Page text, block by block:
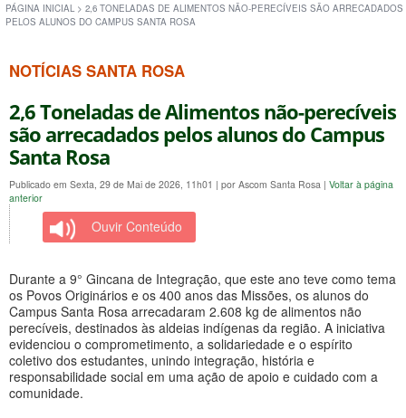
PÁGINA INICIAL > 2,6 TONELADAS DE ALIMENTOS NÃO-PERECÍVEIS SÃO ARRECADADOS
PELOS ALUNOS DO CAMPUS SANTA ROSA
NOTÍCIAS SANTA ROSA
2,6 Toneladas de Alimentos não-perecíveis
são arrecadados pelos alunos do Campus
Santa Rosa
Publicado em Sexta, 29 de Mai de 2026, 11h01 | por Ascom Santa Rosa | Voltar à página
anterior
Ouvir Conteúdo
Durante a 9° Gincana de Integração, que este ano teve como tema
os Povos Originários e os 400 anos das Missões, os alunos do
Campus Santa Rosa arrecadaram 2.608 kg de alimentos não
perecíveis, destinados às aldeias indígenas da região. A iniciativa
evidenciou o comprometimento, a solidariedade e o espírito
coletivo dos estudantes, unindo integração, história e
responsabilidade social em uma ação de apoio e cuidado com a
comunidade.